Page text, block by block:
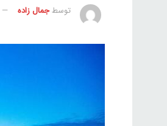
توسطجمال زاده